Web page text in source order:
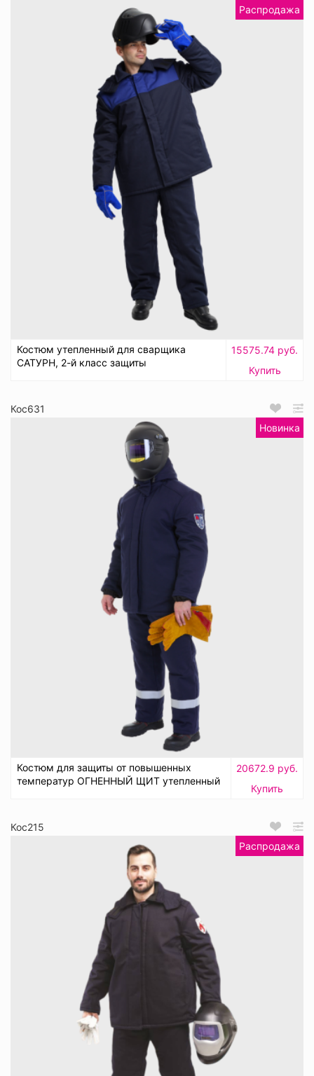
Распродажа
Костюм утепленный для сварщика
САТУРН, 2-й класс защиты
15575.74 руб.
Купить
Кос631
Новинка
Костюм для защиты от повышенных
температур ОГНЕННЫЙ ЩИТ утепленный
20672.9 руб.
Купить
Кос215
Распродажа